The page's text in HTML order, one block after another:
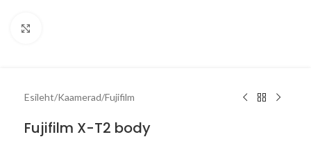
Esileht/Kaamerad/Fujifilm
Fujifilm X-T2 body